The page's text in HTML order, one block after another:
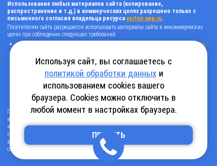
Использование любых материалов сайта (копирование,
распространение и т.д.) в коммерческих целях разрешено только с
письменного согласия владельца ресурса vertex-awp.ru.
Посетителям сайта разрешается использовать материалы сайта в некоммерческих
целях при соблюдении следующих требований:
поставить прямую активную гиперссылку на оригинал в виде: «источник
vertex-
системами, т.е. запрещено применять «noindex», «nofollow» и любые другие
способы, нельзя использовать редирект в ссылках;
все ссылки, имеющиеся в тексте материала, должны оставаться в неизменном
виде и быть прямыми и активными;
в случае регулярного использования материалов сайтаvertex-awp.ru
активная ссылка на ресурс должна быть размещена на главной странице вашего
сайта (в любом видимом месте).
Посетителям сайта разрешается копировать/скачивать только следующую
информацию: бланки, анкеты, каталоги, промокоды на скидки, адреса офисов,
контактные телефоны и контактную информацию.
Нарушение вышеуказанных положений является нарушением авторских прав и
влечет наступление гражданской, административной и уголовной ответственности в
соответствии с действующим законодательством.
Используя сайт, вы соглашаетесь с
политикой обработки данныхи
использованием cookies вашего
браузера. Cookies можно отключить в
любой момент в настройках браузера.
ПРИНЯТЬ